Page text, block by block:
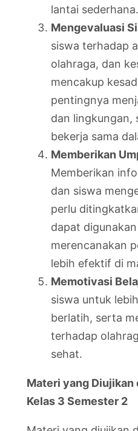
lantai sederhana.
Mengevaluasi
siswa terhadap
olahraga, dan
mencakup
pentingnya
dan lingkungan,
bekerja sama
Memberikan
Memberikan
dan siswa
perlu
dapat
merencanakan
lebih efektif di
Memotivasi
siswa untuk
berlatih, serta
terhadap
sehat.
Materi yang Diujikan
Kelas 3 Semester 2